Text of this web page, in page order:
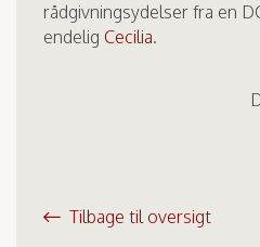
rådgivningsydelser fra en
endelig Cecilia.
Tilbage til oversigt